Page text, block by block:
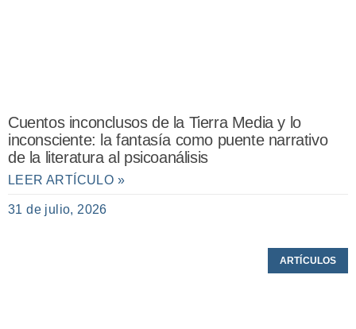
Cuentos inconclusos de la Tierra Media y lo
inconsciente: la fantasía como puente narrativo
de la literatura al psicoanálisis
LEER ARTÍCULO »
31 de julio, 2026
ARTÍCULOS